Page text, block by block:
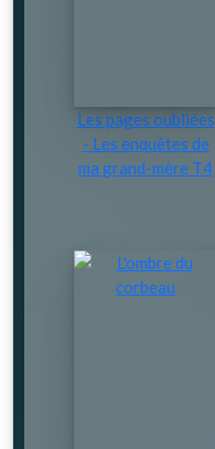
Les pages oubliées
- Les enquêtes de
ma grand-mère T4